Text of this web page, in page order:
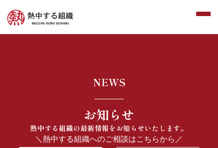
NEWS
お知らせ
熱中する組織の最新情報をお知らせいたします。
＼熱中する組織へのご相談はこちらから／